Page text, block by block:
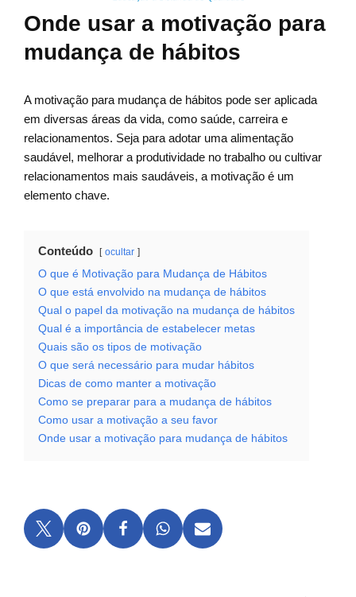
Onde usar a motivação para
mudança de hábitos
A motivação para mudança de hábitos pode ser aplicada
em diversas áreas da vida, como saúde, carreira e
relacionamentos. Seja para adotar uma alimentação
saudável, melhorar a produtividade no trabalho ou cultivar
relacionamentos mais saudáveis, a motivação é um
elemento chave.
Conteúdo ocultar
O que é Motivação para Mudança de Hábitos
O que está envolvido na mudança de hábitos
Qual o papel da motivação na mudança de hábitos
Qual é a importância de estabelecer metas
Quais são os tipos de motivação
O que será necessário para mudar hábitos
Dicas de como manter a motivação
Como se preparar para a mudança de hábitos
Como usar a motivação a seu favor
Onde usar a motivação para mudança de hábitos